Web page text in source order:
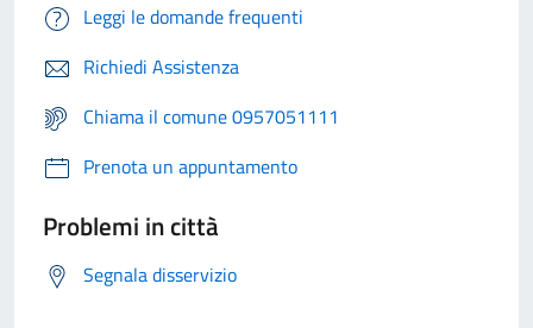
Leggi le domande frequenti
Richiedi Assistenza
Chiama il comune 0957051111
Prenota un appuntamento
Problemi in città
Segnala disservizio